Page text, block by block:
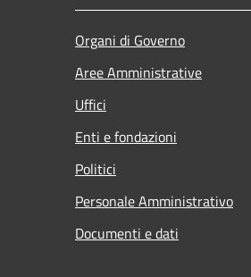
Organi di Governo
Aree Amministrative
Uffici
Enti e fondazioni
Politici
Personale Amministrativo
Documenti e dati